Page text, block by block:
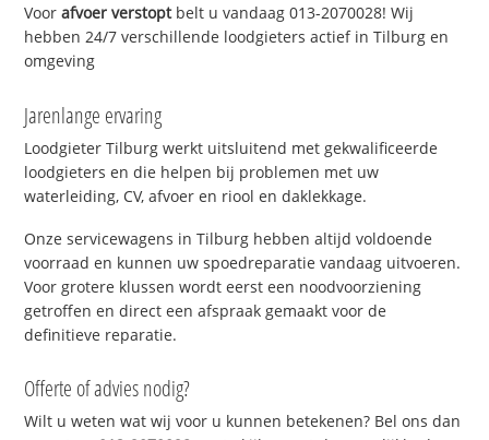
Voorafvoer verstoptbelt u vandaag 013-2070028! Wij
hebben 24/7 verschillende loodgieters actief in Tilburg en
omgeving
Jarenlange ervaring
Loodgieter Tilburg werkt uitsluitend met gekwalificeerde
loodgieters en die helpen bij problemen met uw
waterleiding, CV, afvoer en riool en daklekkage.
Onze servicewagens in Tilburg hebben altijd voldoende
voorraad en kunnen uw spoedreparatie vandaag uitvoeren.
Voor grotere klussen wordt eerst een noodvoorziening
getroffen en direct een afspraak gemaakt voor de
definitieve reparatie.
Offerte of advies nodig?
Wilt u weten wat wij voor u kunnen betekenen? Bel ons dan